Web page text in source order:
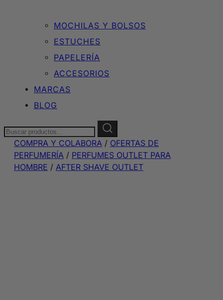
MOCHILAS Y BOLSOS
ESTUCHES
PAPELERÍA
ACCESORIOS
MARCAS
BLOG
Buscar:
COMPRA Y COLABORA / OFERTAS DE
PERFUMERÍA / PERFUMES OUTLET PARA
HOMBRE / AFTER SHAVE OUTLET